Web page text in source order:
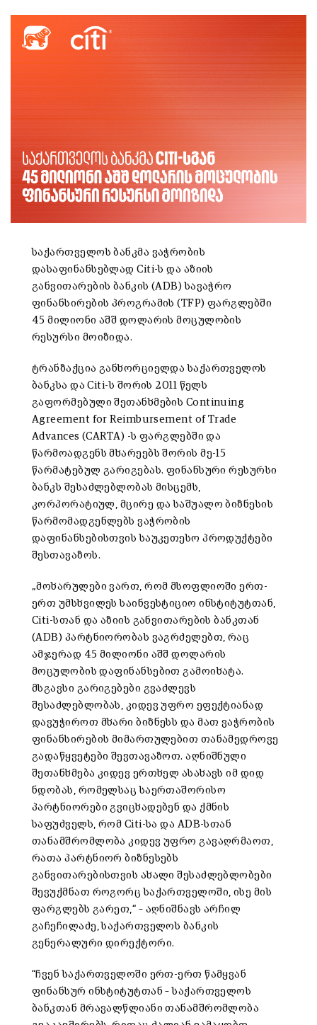
საქართველოს ბანკმა ვაჭრობის
დასაფინანსებლად Citi-ს და აზიის
განვითარების ბანკის (ADB) სავაჭრო
ფინანსირების პროგრამის (TFP) ფარგლებში
45 მილიონი აშშ დოლარის მოცულობის
რესურსი მოიზიდა.
ტრანზაქცია განხორციელდა საქართველოს
ბანკსა და Citi-ს შორის 2011 წელს
გაფორმებული შეთანხმების Continuing
Agreement for Reimbursement of Trade
Advances (CARTA) -ს ფარგლებში და
წარმოადგენს მხარეებს შორის მე-15
წარმატებულ გარიგებას. ფინანსური რესურსი
ბანკს შესაძლებლობას მისცემს,
კორპორატიულ, მცირე და საშუალო ბიზნესის
წარმომადგენლებს ვაჭრობის
დაფინანსებისთვის საუკეთესო პროდუქტები
შესთავაზოს.
„მოხარულები ვართ, რომ მსოფლიოში ერთ-
ერთ უმსხვილეს საინვესტიციო ინსტიტუტთან,
Citi-სთან და აზიის განვითარების ბანკთან
(ADB) პარტნიორობას ვაგრძელებთ, რაც
ამჯერად 45 მილიონი აშშ დოლარის
მოცულობის დაფინანსებით გამოიხატა.
მსგავსი გარიგებები გვაძლევს
შესაძლებლობას, კიდევ უფრო ეფექტიანად
დავუჭიროთ მხარი ბიზნესს და მათ ვაჭრობის
ფინანსირების მიმართულებით თანამედროვე
გადაწყვეტები შევთავაზოთ. აღნიშნული
შეთანხმება კიდევ ერთხელ ასახავს იმ დიდ
ნდობას, რომელსაც საერთაშორისო
პარტნიორები გვიცხადებენ და ქმნის
საფუძველს, რომ Citi-სა და ADB-სთან
თანამშრომლობა კიდევ უფრო გავაღრმაოთ,
რათა პარტნიორ ბიზნესებს
განვითარებისთვის ახალი შესაძლებლობები
შევუქმნათ როგორც საქართველოში, ისე მის
ფარგლებს გარეთ,“ – აღნიშნავს არჩილ
გაჩეჩილაძე, საქართველოს ბანკის
გენერალური დირექტორი.
“ჩვენ საქართველოში ერთ-ერთ წამყვან
ფინანსურ ინსტიტუტთან – საქართველოს
ბანკთან მრავალწლიანი თანამშრომლობა